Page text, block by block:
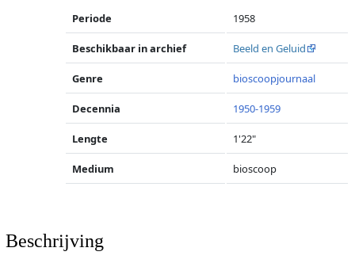
Periode 1958
Beschikbaar in archief Beeld en Geluid
Genre bioscoopjournaal
Decennia 1950-1959
Lengte 1'22"
Medium bioscoop
Beschrijving